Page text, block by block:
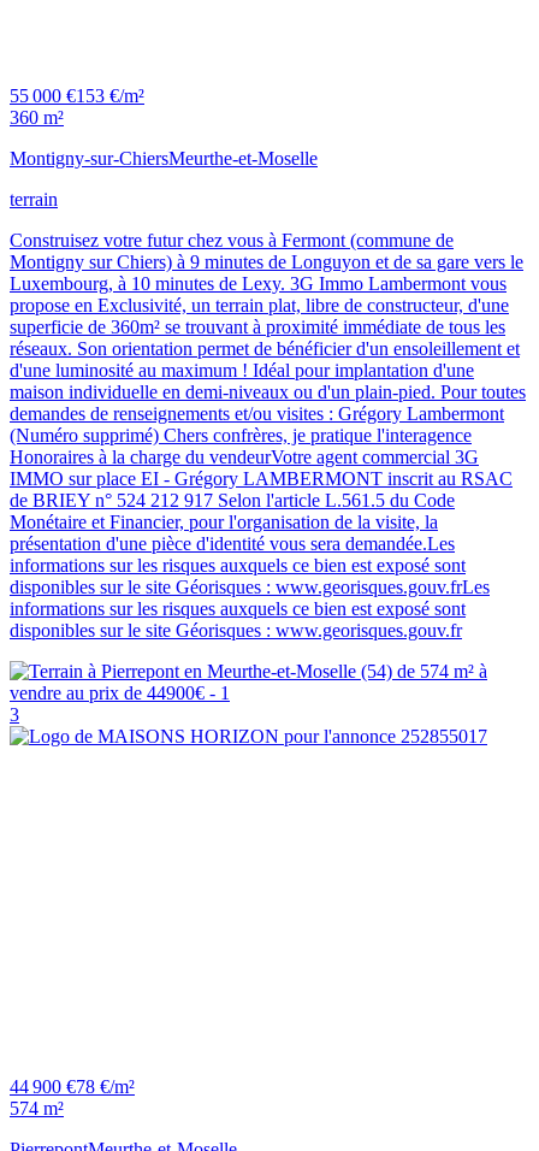
55 000 €153 €/m²
360 m²
Montigny-sur-ChiersMeurthe-et-Moselle
terrain
Construisez votre futur chez vous à Fermont (commune de
Montigny sur Chiers) à 9 minutes de Longuyon et de sa gare vers le
Luxembourg, à 10 minutes de Lexy. 3G Immo Lambermont vous
propose en Exclusivité, un terrain plat, libre de constructeur, d'une
superficie de 360m² se trouvant à proximité immédiate de tous les
réseaux. Son orientation permet de bénéficier d'un ensoleillement et
d'une luminosité au maximum ! Idéal pour implantation d'une
maison individuelle en demi-niveaux ou d'un plain-pied. Pour toutes
demandes de renseignements et/ou visites : Grégory Lambermont
(Numéro supprimé) Chers confrères, je pratique l'interagence
Honoraires à la charge du vendeurVotre agent commercial 3G
IMMO sur place EI - Grégory LAMBERMONT inscrit au RSAC
de BRIEY n° 524 212 917 Selon l'article L.561.5 du Code
Monétaire et Financier, pour l'organisation de la visite, la
présentation d'une pièce d'identité vous sera demandée.Les
informations sur les risques auxquels ce bien est exposé sont
disponibles sur le site Géorisques : www.georisques.gouv.frLes
informations sur les risques auxquels ce bien est exposé sont
disponibles sur le site Géorisques : www.georisques.gouv.fr
3
44 900 €78 €/m²
574 m²